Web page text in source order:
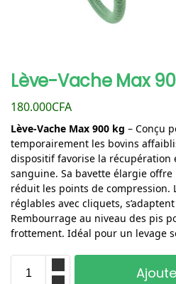
Lève-Vache Max
180.000CFA
Lève-Vache Max 900 kg – Conçu
temporairement les bovins
dispositif favorise la récupération
sanguine. Sa bavette élargie
réduit les points de compression.
réglables avec cliquets,
Rembourrage au niveau des pis
frottement. Idéal pour un levage